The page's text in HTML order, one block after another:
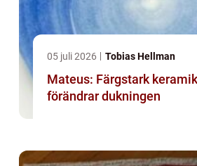
05 juli 2026 Tobias Hellman
Mateus: Färgstark
förändrar dukningen